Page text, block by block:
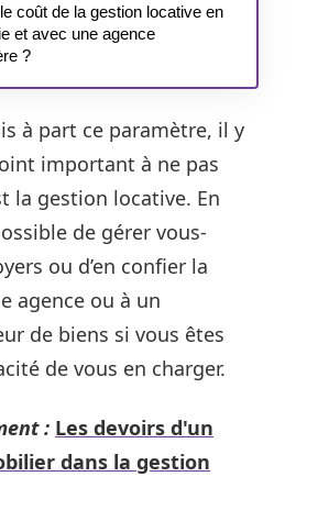
coût de la gestion locative en
et avec une agence
?
à part ce paramètre, il y
important à ne pas
la gestion locative. En
de gérer vous-
ou d’en confier la
agence ou à un
de biens si vous êtes
de vous en charger.
: Les devoirs d'un
dans la gestion